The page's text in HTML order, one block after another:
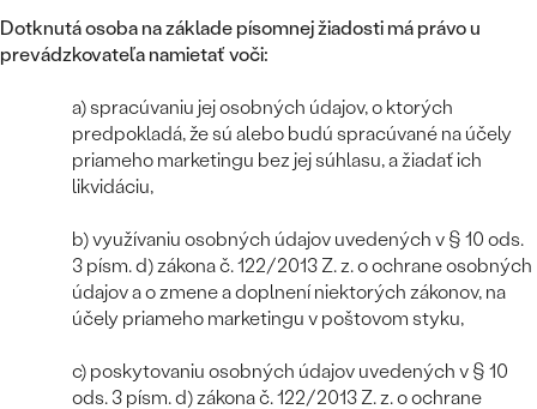
Najpredávanejšie
svadobné
obrúčky
ČIERNY DIAMANT
SALT AND PEPPER DIAMANT
DRAHOKAM
PODĽA MATERIÁLU
ZLATO
PODĽA DRAHOKAMU
S DIAMANTMI
S DRAHOKAMAMI
S PERLAMI
PERSONALIZOVANÉ
LUXUSNÉ
S PERLAMI
PODĽA CENY
CENOVO DOSTUPNÉ
CENOVO DOSTUPNÉ
LUXUSNÉ
Dotknutá osoba na základe písomnej žiadosti má právo u
prevádzkovateľa namietať voči:
a) spracúvaniu jej osobných údajov, o ktorých
predpokladá, že sú alebo budú spracúvané na účely
priameho marketingu bez jej súhlasu, a žiadať ich
likvidáciu,
b) využívaniu osobných údajov uvedených v § 10 ods.
3 písm. d) zákona č. 122/2013 Z. z. o ochrane osobných
údajov a o zmene a doplnení niektorých zákonov, na
účely priameho marketingu v poštovom styku,
c) poskytovaniu osobných údajov uvedených v § 10
ods. 3 písm. d) zákona č. 122/2013 Z. z. o ochrane